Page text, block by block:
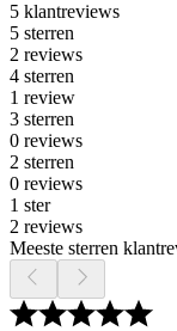
5 klantreviews
5 sterren
2 reviews
4 sterren
1 review
3 sterren
0 reviews
2 sterren
0 reviews
1 ster
2 reviews
Meeste sterren